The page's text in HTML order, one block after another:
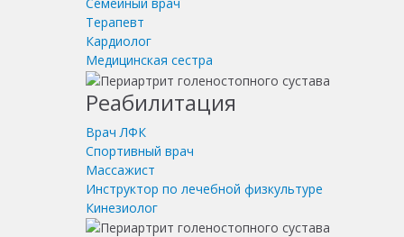
Терапевт
Кардиолог
Медицинская сестра
Реабилитация
Врач ЛФК
Спортивный врач
Массажист
Инструктор по лечебной физкультуре
Кинезиолог